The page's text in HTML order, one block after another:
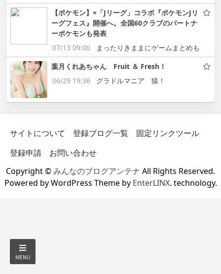
【ポケモン】×「Jリーグ」コラボ『ポケモンJリ
ーグフェス』開催へ。全国60クラブのパートナ
ーポケモンも発表
07/13 09:00
まったりきままにゲームまとめも
葉月くれあちゃん Fruit ＆ Fresh！
06/29 19:36
グラドルマニア 猿！
サイトについて 登録ブログ一覧
固定リンクツール
登録申請
お問い合わせ
Copyright ©みんなのブログアンテナ All Rights Reserved.
Powered by WordPress Theme by EnterLINX. technology.
MENU